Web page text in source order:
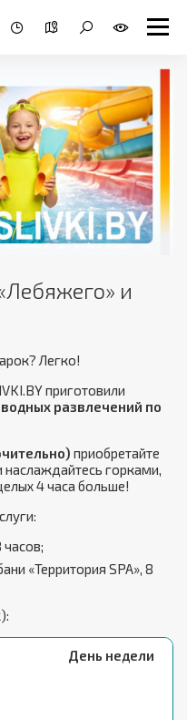
и
Легко!
приготовили
развлечений по
приобретайте
наслаждайтесь горками,
4 часа больше!
часов;
«Территория SPA», 8
День недели